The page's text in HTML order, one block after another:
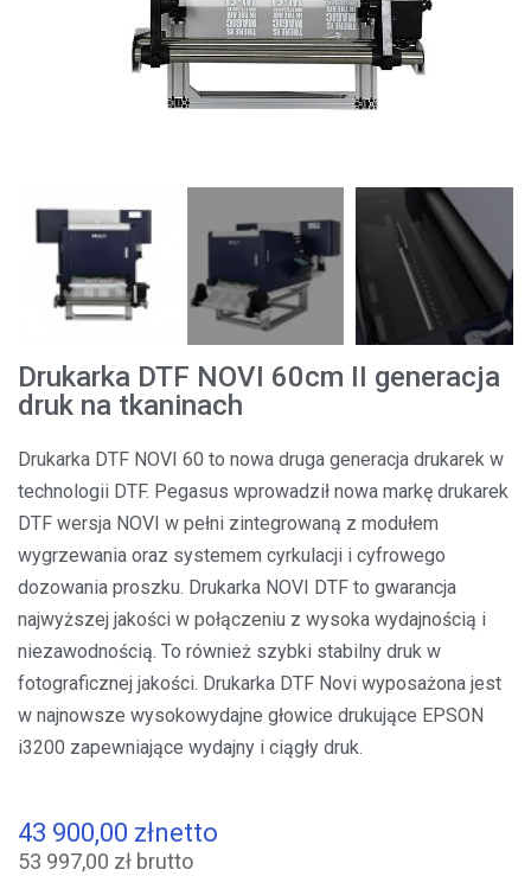
Drukarka DTF NOVI 60cm II generacja
druk na tkaninach
Drukarka DTF NOVI 60 to nowa druga generacja drukarek w
technologii DTF. Pegasus wprowadził nowa markę drukarek
DTF wersja NOVI w pełni zintegrowaną z modułem
wygrzewania oraz systemem cyrkulacji i cyfrowego
dozowania proszku. Drukarka NOVI DTF to gwarancja
najwyższej jakości w połączeniu z wysoka wydajnością i
niezawodnością. To również szybki stabilny druk w
fotograficznej jakości. Drukarka DTF Novi wyposażona jest
w najnowsze wysokowydajne głowice drukujące EPSON
i3200 zapewniające wydajny i ciągły druk.
43 900,00 złnetto
53 997,00 zł brutto